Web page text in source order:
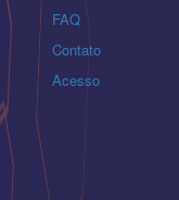
FAQ
Contato
Acesso